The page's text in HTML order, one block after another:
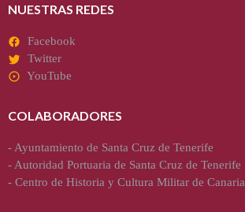
NUESTRAS REDES
Facebook
Twitter
YouTube
COLABORADORES
- Ayuntamiento de Santa Cruz de Tenerife
- Autoridad Portuaria de Santa Cruz de Tenerife
- Centro de Historia y Cultura Militar de